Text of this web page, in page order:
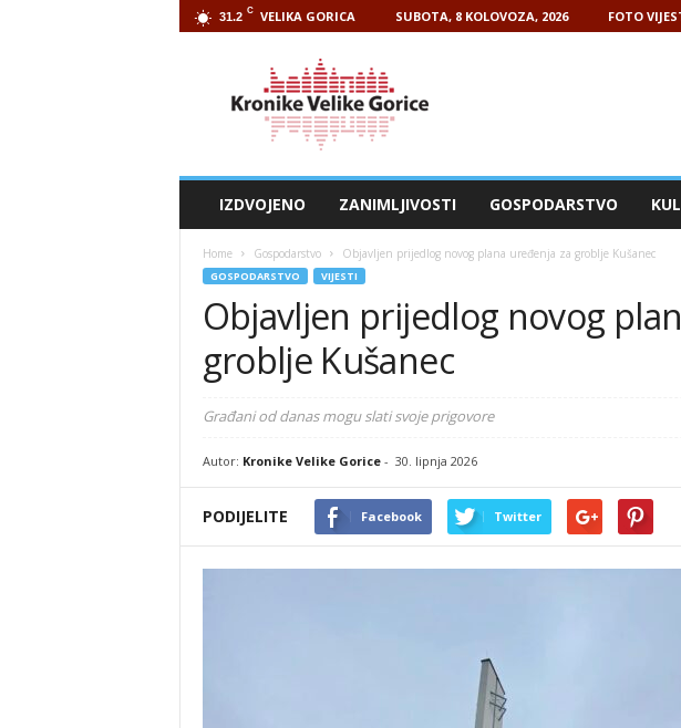
31.2 C VELIKA GORICA SUBOTA, 8 KOLOVOZA, 2026 FOTO
IZDVOJENO ZANIMLJIVOSTI GOSPODARSTVO
Home Gospodarstvo Objavljen prijedlog novog plana uređenja za groblje Kušanec
GOSPODARSTVO VIJESTI
Objavljen prijedlog novog
groblje Kušanec
Građani od danas mogu slati svoje prigovore
Autor: Kronike Velike Gorice- 30. lipnja 2026
PODIJELITE Facebook Twitter